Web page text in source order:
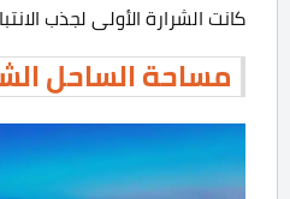
كانت الشرارة الأولى لجذب
مساحة الساحل